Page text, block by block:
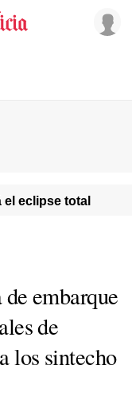
el eclipse total
embarque
de
los sintecho